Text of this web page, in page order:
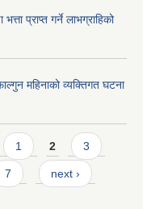
प्राप्त गर्ने लाभग्राहिको
महिनाको व्यक्तिगत घटना
1 2 3
7 next ›